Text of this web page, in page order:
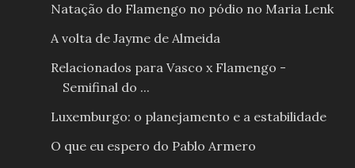
Natação do Flamengo no pódio no Maria Lenk
A volta de Jayme de Almeida
Relacionados para Vasco x Flamengo -
Semifinal do ...
Luxemburgo: o planejamento e a estabilidade
O que eu espero do Pablo Armero